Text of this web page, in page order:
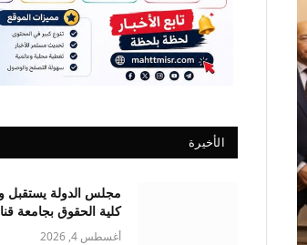
الأخيرة
مجلس الدولة يستقبل
كلية الحقوق بجامعة قنا
أغسطس 4, 2026